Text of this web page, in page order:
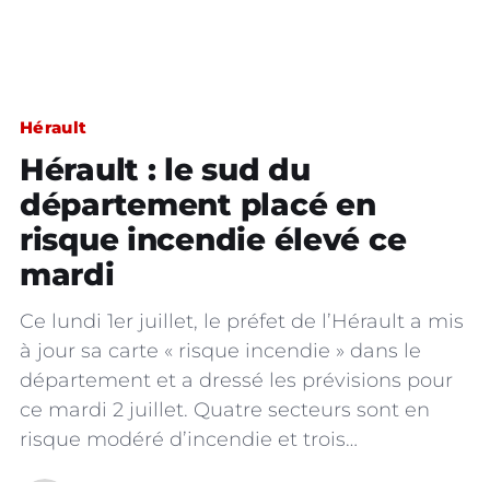
Hérault
Hérault : le sud du
département placé en
risque incendie élevé ce
mardi
Ce lundi 1er juillet, le préfet de l’Hérault a mis
à jour sa carte « risque incendie » dans le
département et a dressé les prévisions pour
ce mardi 2 juillet. Quatre secteurs sont en
risque modéré d’incendie et trois…